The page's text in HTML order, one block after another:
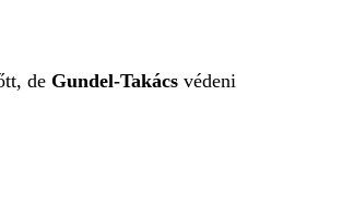
de Gundel-Takácsvédeni